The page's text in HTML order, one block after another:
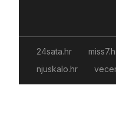
24sata.hr
njuskalo.hr